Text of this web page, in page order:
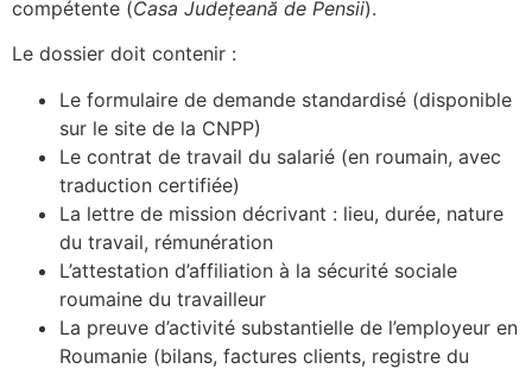
compétente (Casa Județeană de Pensii).
Le dossier doit contenir :
Le formulaire de demande standardisé (disponible
sur le site de la CNPP)
Le contrat de travail du salarié (en roumain, avec
traduction certifiée)
La lettre de mission décrivant : lieu, durée, nature
du travail, rémunération
L’attestation d’affiliation à la sécurité sociale
roumaine du travailleur
La preuve d’activité substantielle de l’employeur en
Roumanie (bilans, factures clients, registre du